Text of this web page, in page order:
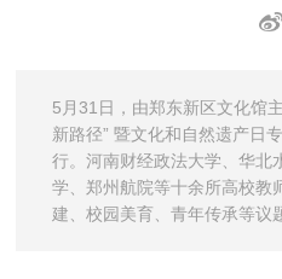
5月31日，由郑东新区文化馆
新路径” 暨文化和自然遗产日
行。河南财经政法大学、华北
学、郑州航院等十余所高校教
建、校园美育、青年传承等议